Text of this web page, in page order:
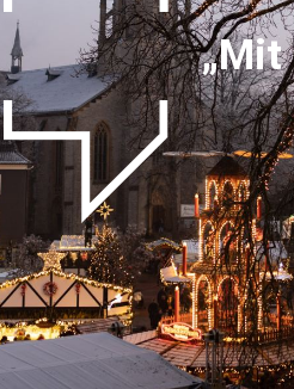
Veranstaltungen
„Mit